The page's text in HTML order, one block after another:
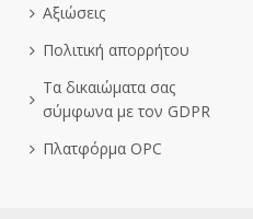
Αξιώσεις
Πολιτική απορρήτου
Τα δικαιώματα σας
σύμφωνα με τον GDPR
Πλατφόρμα OPC